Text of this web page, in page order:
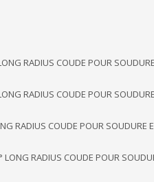
RADIUS COUDE POUR
RADIUS COUDE POUR
RADIUS COUDE POUR SOUDURE
LONG RADIUS COUDE POUR